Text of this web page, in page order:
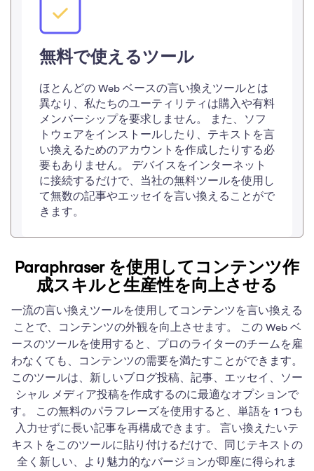
無料で使えるツール
ほとんどの Web ベースの言い換えツールとは
異なり、私たちのユーティリティは購入や有料
メンバーシップを要求しません。 また、ソフ
トウェアをインストールしたり、テキストを言
い換えるためのアカウントを作成したりする必
要もありません。 デバイスをインターネット
に接続するだけで、当社の無料ツールを使用し
て無数の記事やエッセイを言い換えることがで
きます。
Paraphraser を使用してコンテンツ作
成スキルと生産性を向上させる
一流の言い換えツールを使用してコンテンツを言い換える
ことで、コンテンツの外観を向上させます。 この Web ベ
ースのツールを使用すると、プロのライターのチームを雇
わなくても、コンテンツの需要を満たすことができます。
このツールは、新しいブログ投稿、記事、エッセイ、ソー
シャル メディア投稿を作成するのに最適なオプションで
す。 この無料のパラフレーズを使用すると、単語を 1 つも
入力せずに長い記事を再構成できます。 言い換えたいテ
キストをこのツールに貼り付けるだけで、同じテキストの
全く新しい、より魅力的なバージョンが即座に得られま